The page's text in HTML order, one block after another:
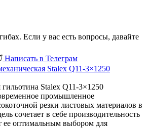
Если у вас есть вопросы, давайте
Написать в Телеграм
Stalex Q11-3×1250
промышленное
резки листовых материалов в
сочетает в себе производительность
ее оптимальным выбором для